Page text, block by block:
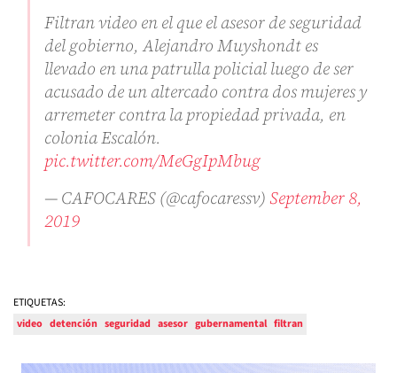
Filtran video en el que el asesor de seguridad
del gobierno, Alejandro Muyshondt es
llevado en una patrulla policial luego de ser
acusado de un altercado contra dos mujeres y
arremeter contra la propiedad privada, en
colonia Escalón.
pic.twitter.com/MeGgIpMbug
— CAFOCARES (@cafocaressv) September 8,
2019
ETIQUETAS:
video detención seguridad asesor gubernamental filtran